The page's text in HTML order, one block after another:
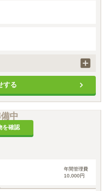
紋等）が含まれます。
する
中
を確認
年間管理費
10,000円